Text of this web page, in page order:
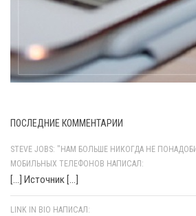
ПОСЛЕДНИЕ КОММЕНТАРИИ
STEVE JOBS: "НАМ БОЛЬШЕ НИКОГДА НЕ
МОБИЛЬНЫХ ТЕЛЕФОНОВ НАПИСАЛ:
[…] Источник […]
LINK IN BIO НАПИСАЛ: